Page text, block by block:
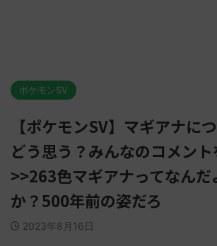
ポケモンSV
【ポケモンSV】マギアナに
どう思う？みんなのコメント
>>263色マギアナってなんだ
か？500年前の姿だろ
2023年8月16日